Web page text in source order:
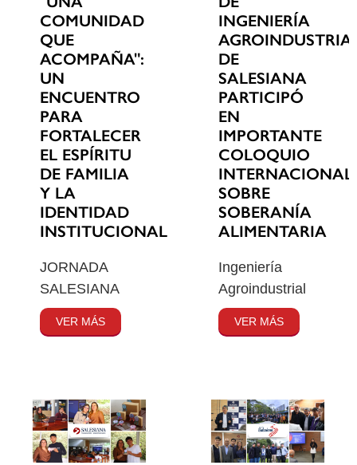
COMUNIDAD
QUE
ACOMPAÑA":
UN
ENCUENTRO
PARA
FORTALECER
EL ESPÍRITU
DE FAMILIA
Y LA
IDENTIDAD
INSTITUCIONAL
JORNADA
SALESIANA
VER MÁS
INGENIERÍA
DE
SALESIANA
PARTICIPÓ
EN
IMPORTANTE
COLOQUIO
INTERNACIONAL
SOBRE
SOBERANÍA
ALIMENTARIA
Ingeniería
Agroindustrial
VER MÁS